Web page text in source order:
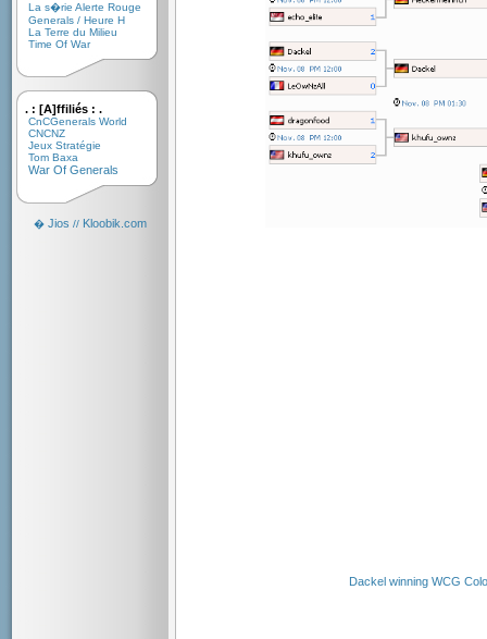
La s�rie Alerte Rouge
Generals / Heure H
La Terre du Milieu
Time Of War
. : [A]ffiliés : .
CnCGenerals World
CNCNZ
Jeux Stratégie
Tom Baxa
War Of Generals
� Jios // Kloobik.com
Dackel winning WCG